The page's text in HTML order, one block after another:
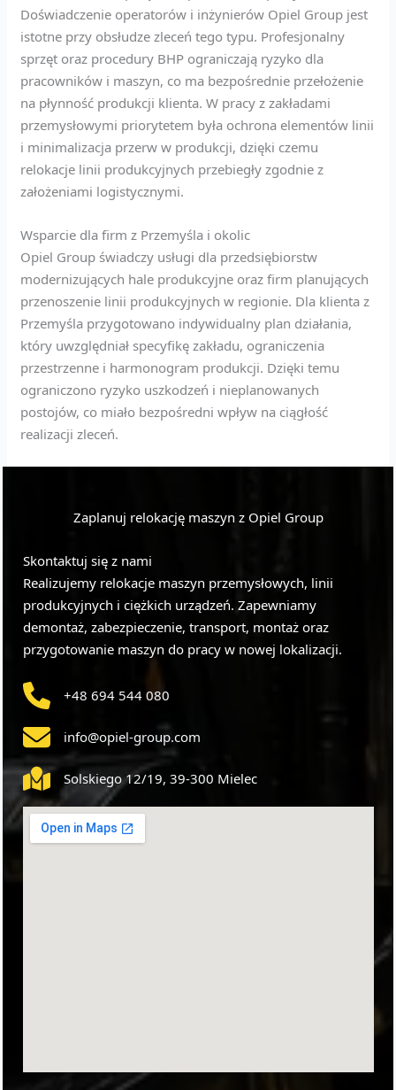
Doświadczenie operatorów i inżynierów Opiel Group jest
istotne przy obsłudze zleceń tego typu. Profesjonalny
sprzęt oraz procedury BHP ograniczają ryzyko dla
pracowników i maszyn, co ma bezpośrednie przełożenie
na płynność produkcji klienta. W pracy z zakładami
przemysłowymi priorytetem była ochrona elementów linii
i minimalizacja przerw w produkcji, dzięki czemu
relokacje linii produkcyjnych przebiegły zgodnie z
założeniami logistycznymi.
Wsparcie dla firm z Przemyśla i okolic
Opiel Group świadczy usługi dla przedsiębiorstw
modernizujących hale produkcyjne oraz firm planujących
przenoszenie linii produkcyjnych w regionie. Dla klienta z
Przemyśla przygotowano indywidualny plan działania,
który uwzględniał specyfikę zakładu, ograniczenia
przestrzenne i harmonogram produkcji. Dzięki temu
ograniczono ryzyko uszkodzeń i nieplanowanych
postojów, co miało bezpośredni wpływ na ciągłość
realizacji zleceń.
Zaplanuj relokację maszyn z Opiel Group
Skontaktuj się z nami
Realizujemy relokacje maszyn przemysłowych, linii
produkcyjnych i ciężkich urządzeń. Zapewniamy
demontaż, zabezpieczenie, transport, montaż oraz
przygotowanie maszyn do pracy w nowej lokalizacji.
+48 694 544 080
info@opiel-group.com
Solskiego 12/19, 39-300 Mielec